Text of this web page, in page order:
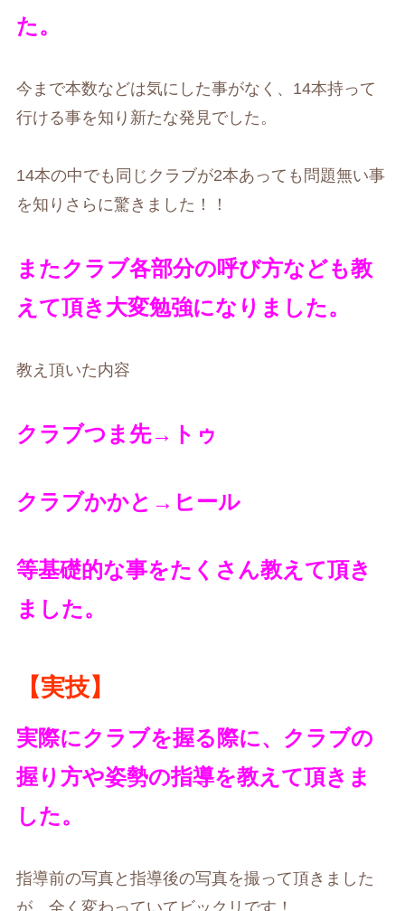
た。
今まで本数などは気にした事がなく、14本持って
行ける事を知り新たな発見でした。
14本の中でも同じクラブが2本あっても問題無い事
を知りさらに驚きました！！
またクラブ各部分の呼び方なども教
えて頂き大変勉強になりました。
教え頂いた内容
クラブつま先→トゥ
クラブかかと→ヒール
等基礎的な事をたくさん教えて頂き
ました。
【実技】
実際にクラブを握る際に、クラブの
握り方や姿勢の指導を教えて頂きま
した。
指導前の写真と指導後の写真を撮って頂きました